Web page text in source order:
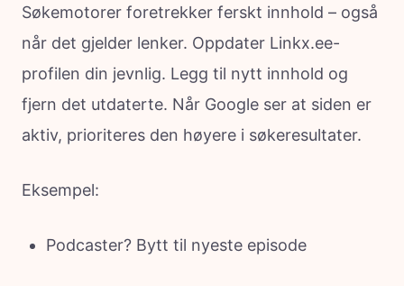
Søkemotorer foretrekker ferskt innhold – også
når det gjelder lenker. Oppdater Linkx.ee-
profilen din jevnlig. Legg til nytt innhold og
fjern det utdaterte. Når Google ser at siden er
aktiv, prioriteres den høyere i søkeresultater.
Eksempel:
Podcaster? Bytt til nyeste episode